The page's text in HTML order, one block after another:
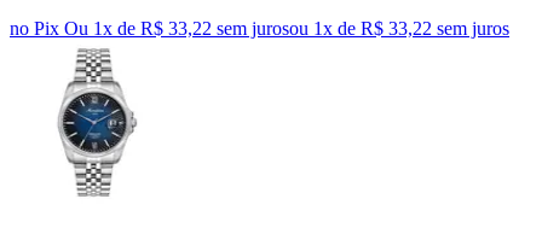
no Pix Ou 1x de R$ 33,22 sem jurosou 1x de R$ 33,22 sem juros